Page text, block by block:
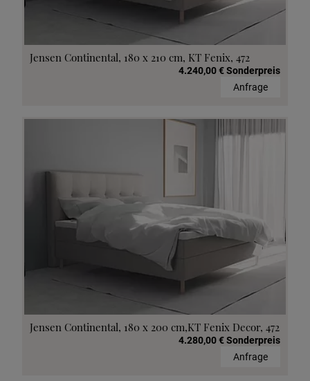
Jensen Continental, 180 x 210 cm, KT Fenix, 472
4.240,00 € Sonderpreis
Anfrage
Jensen Continental, 180 x 200 cm,KT Fenix Decor, 472
4.280,00 € Sonderpreis
Anfrage